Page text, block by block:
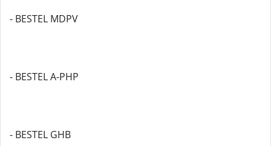
- BESTEL MDPV
- BESTEL A-PHP
- BESTEL GHB